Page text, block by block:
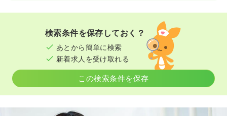
検索条件を保存しておく？
あとから簡単に検索
新着求人を受け取れる
この検索条件を保存